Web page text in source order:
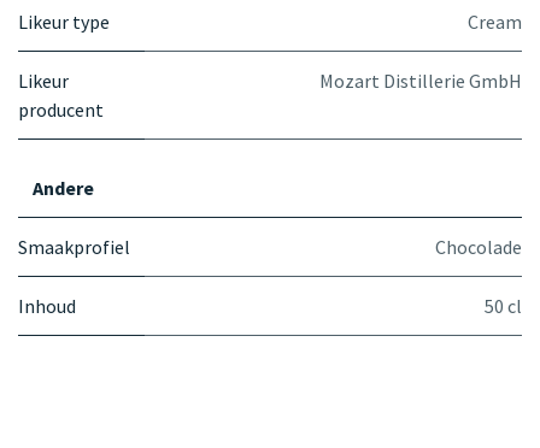
Likeur type Cream
Likeur
producent
Mozart Distillerie GmbH
Andere
Smaakprofiel Chocolade
Inhoud 50 cl